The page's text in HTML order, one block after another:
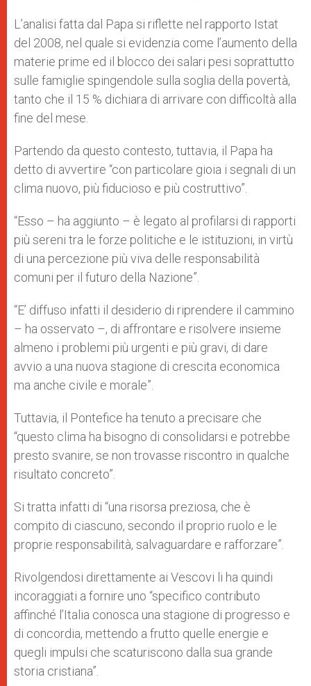
L’analisi fatta dal Papa si riflette nel rapporto Istat
del 2008, nel quale si evidenzia come l’aumento della
materie prime ed il blocco dei salari pesi soprattutto
sulle famiglie spingendole sulla soglia della povertà,
tanto che il 15 % dichiara di arrivare con difficoltà alla
fine del mese.
Partendo da questo contesto, tuttavia, il Papa ha
detto di avvertire “con particolare gioia i segnali di un
clima nuovo, più fiducioso e più costruttivo”.
“Esso – ha aggiunto – è legato al profilarsi di rapporti
più sereni tra le forze politiche e le istituzioni, in virtù
di una percezione più viva delle responsabilità
comuni per il futuro della Nazione”.
“E’ diffuso infatti il desiderio di riprendere il cammino
– ha osservato –, di affrontare e risolvere insieme
almeno i problemi più urgenti e più gravi, di dare
avvio a una nuova stagione di crescita economica
ma anche civile e morale”.
Tuttavia, il Pontefice ha tenuto a precisare che
“questo clima ha bisogno di consolidarsi e potrebbe
presto svanire, se non trovasse riscontro in qualche
risultato concreto”.
Si tratta infatti di “una risorsa preziosa, che è
compito di ciascuno, secondo il proprio ruolo e le
proprie responsabilità, salvaguardare e rafforzare”.
Rivolgendosi direttamente ai Vescovi li ha quindi
incoraggiati a fornire uno “specifico contributo
affinché l’Italia conosca una stagione di progresso e
di concordia, mettendo a frutto quelle energie e
quegli impulsi che scaturiscono dalla sua grande
storia cristiana”.